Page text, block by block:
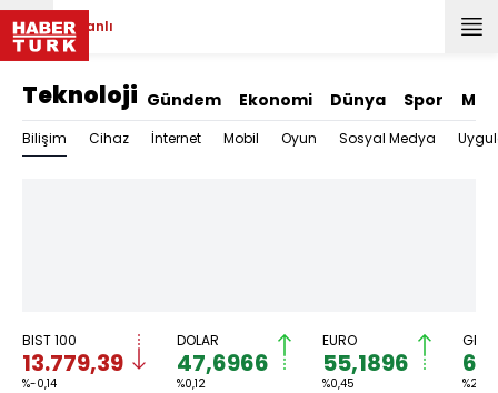
Canlı
Teknoloji Gündem Ekonomi Dünya Spor
Bilişim Cihaz İnternet Mobil Oyun Sosyal Medya
BIST 100
13.779,39
%-0,14
DOLAR
47,6966
%0,12
EURO
55,1896
%0,45 %2,59